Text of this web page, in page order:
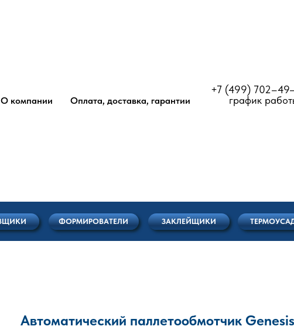
О компании Оплата, доставка, гарантии
+7 (499)
график
Автоматический паллетообмотчик